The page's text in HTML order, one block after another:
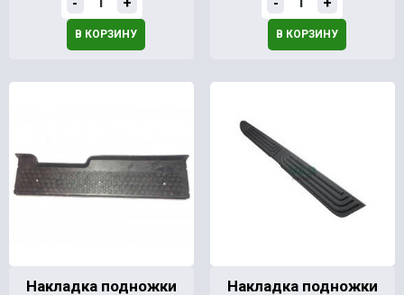
В КОРЗИНУ В КОРЗИНУ
Накладка подножки
Накладка подножки